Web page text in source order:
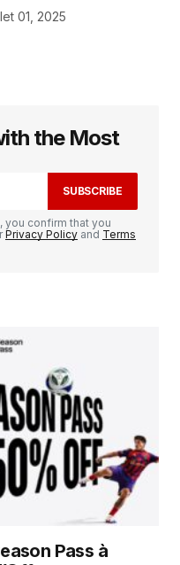
01, 2025
pas publiée. Les
avec
e-mail et mon
mon prochain
the Most
SUBSCRIBE
you confirm that you
Privacy Policy and Terms
Pass à